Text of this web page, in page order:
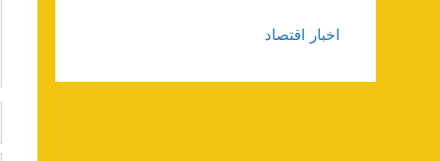
اخبار اقتصاد